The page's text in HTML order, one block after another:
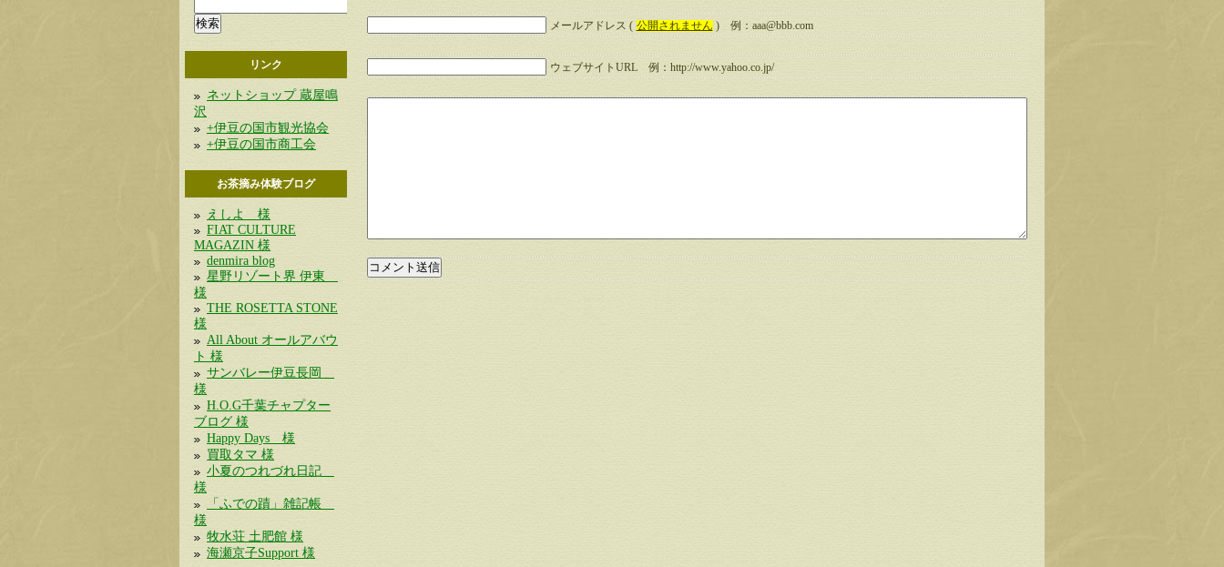
リンク
ネットショップ 蔵屋鳴
沢
+伊豆の国市観光協会
+伊豆の国市商工会
お茶摘み体験ブログ
えしよ 様
FIAT CULTURE
MAGAZIN 様
denmira blog
星野リゾート界 伊東
様
THE ROSETTA STONE
様
All About オールアバウ
ト 様
サンバレー伊豆長岡
様
H.O.G千葉チャプター
ブログ 様
Happy Days 様
買取タマ 様
小夏のつれづれ日記
様
「ふでの蹟」雑記帳
様
牧水荘 土肥館 様
海瀬京子Support 様
メールアドレス ( 公開されません ) 例：aaa@bbb.com
ウェブサイトURL 例：http://www.yahoo.co.jp/